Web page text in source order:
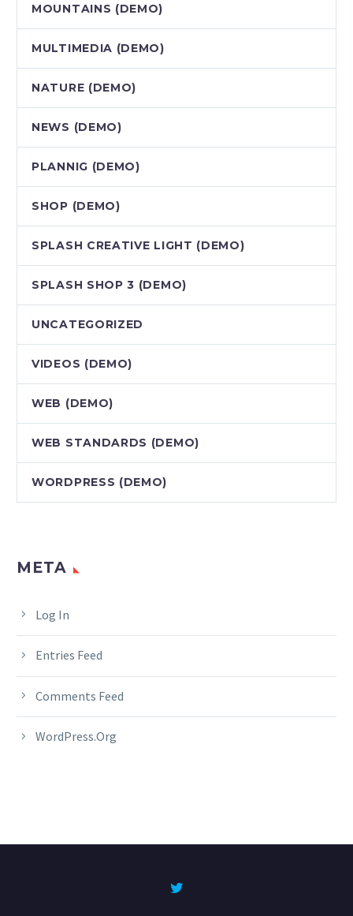
MOUNTAINS (DEMO)
MULTIMEDIA (DEMO)
NATURE (DEMO)
NEWS (DEMO)
PLANNIG (DEMO)
SHOP (DEMO)
SPLASH CREATIVE LIGHT (DEMO)
SPLASH SHOP 3 (DEMO)
UNCATEGORIZED
VIDEOS (DEMO)
WEB (DEMO)
WEB STANDARDS (DEMO)
WORDPRESS (DEMO)
META
Log In
Entries Feed
Comments Feed
WordPress.org